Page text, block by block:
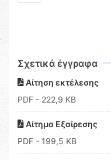
Σχετικά έγγραφα
Αίτηση εκτέλεσης
PDF - 222,9 KB
Αίτημα Εξαίρεσης
PDF - 199,5 KB